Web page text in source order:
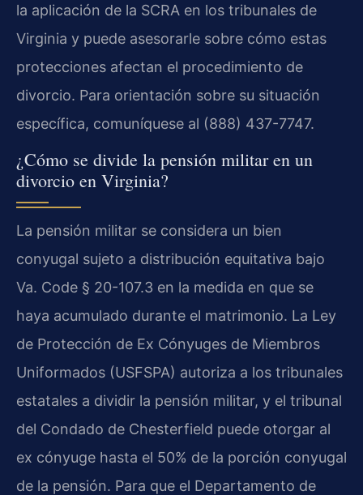
la aplicación de la SCRA en los tribunales de
Virginia y puede asesorarle sobre cómo estas
protecciones afectan el procedimiento de
divorcio. Para orientación sobre su situación
específica, comuníquese al (888) 437-7747.
¿Cómo se divide la pensión militar en un
divorcio en Virginia?
La pensión militar se considera un bien
conyugal sujeto a distribución equitativa bajo
Va. Code § 20-107.3 en la medida en que se
haya acumulado durante el matrimonio. La Ley
de Protección de Ex Cónyuges de Miembros
Uniformados (USFSPA) autoriza a los tribunales
estatales a dividir la pensión militar, y el tribunal
del Condado de Chesterfield puede otorgar al
ex cónyuge hasta el 50% de la porción conyugal
de la pensión. Para que el Departamento de